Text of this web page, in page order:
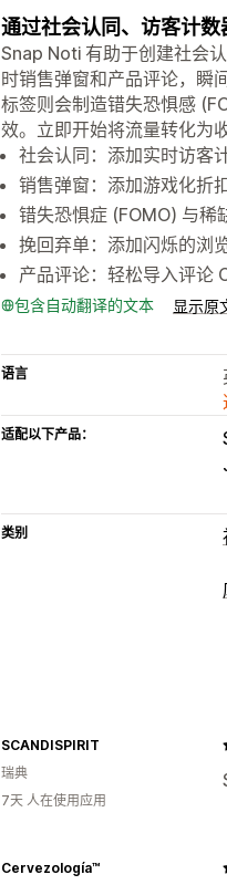
通过社会认同、访客计
Snap Noti 有助于创建社会
时销售弹窗和产品评论，瞬
标签则会制造错失恐惧感
效。立即开始将流量转化为收
社会认同：添加实时访客
销售弹窗：添加游戏化折
错失恐惧症 (FOMO) 与稀
挽回弃单：添加闪烁的浏
产品评论：轻松导入评论
包含自动翻译的文本 显示原
语言
适配以下产品：
类别
SCANDISPIRIT
瑞典
7天 人在使用应用
Cervezología™